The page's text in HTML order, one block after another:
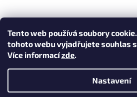
Tento web používá soubory
tohoto webu vyjadřujete souhlas
Více informacízde.
Nastavení